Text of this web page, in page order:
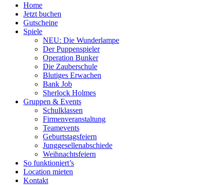
Home
Jetzt buchen
Gutscheine
Spiele
NEU: Die Wunderlampe
Der Puppenspieler
Operation Bunker
Die Zauberschule
Blutiges Erwachen
Bank Job
Sherlock Holmes
Gruppen & Events
Schulklassen
Firmenveranstaltung
Teamevents
Geburtstagsfeiern
Junggesellenabschiede
Weihnachtsfeiern
So funktioniert’s
Location mieten
Kontakt